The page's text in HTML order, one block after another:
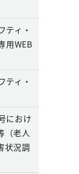
ティ・
用WEB
ティ・
におけ
（老人
状況調